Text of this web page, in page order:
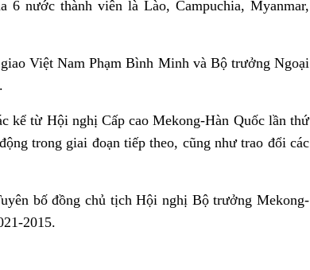
nước thành viên là Lào, Campuchia, Myanmar,
Việt Nam Phạm Bình Minh và Bộ trưởng Ngoại
kể từ Hội nghị Cấp cao Mekong-Hàn Quốc lần thứ
trong giai đoạn tiếp theo, cũng như trao đổi các
bố đồng chủ tịch Hội nghị Bộ trưởng Mekong-
2015.